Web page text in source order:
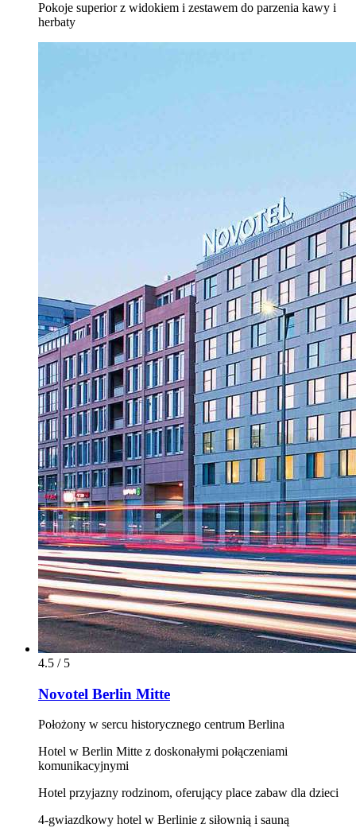
Pokoje superior z widokiem i zestawem do parzenia kawy i
herbaty
4.5 / 5
Novotel Berlin Mitte
Położony w sercu historycznego centrum Berlina
Hotel w Berlin Mitte z doskonałymi połączeniami
komunikacyjnymi
Hotel przyjazny rodzinom, oferujący place zabaw dla dzieci
4-gwiazdkowy hotel w Berlinie z siłownią i sauną